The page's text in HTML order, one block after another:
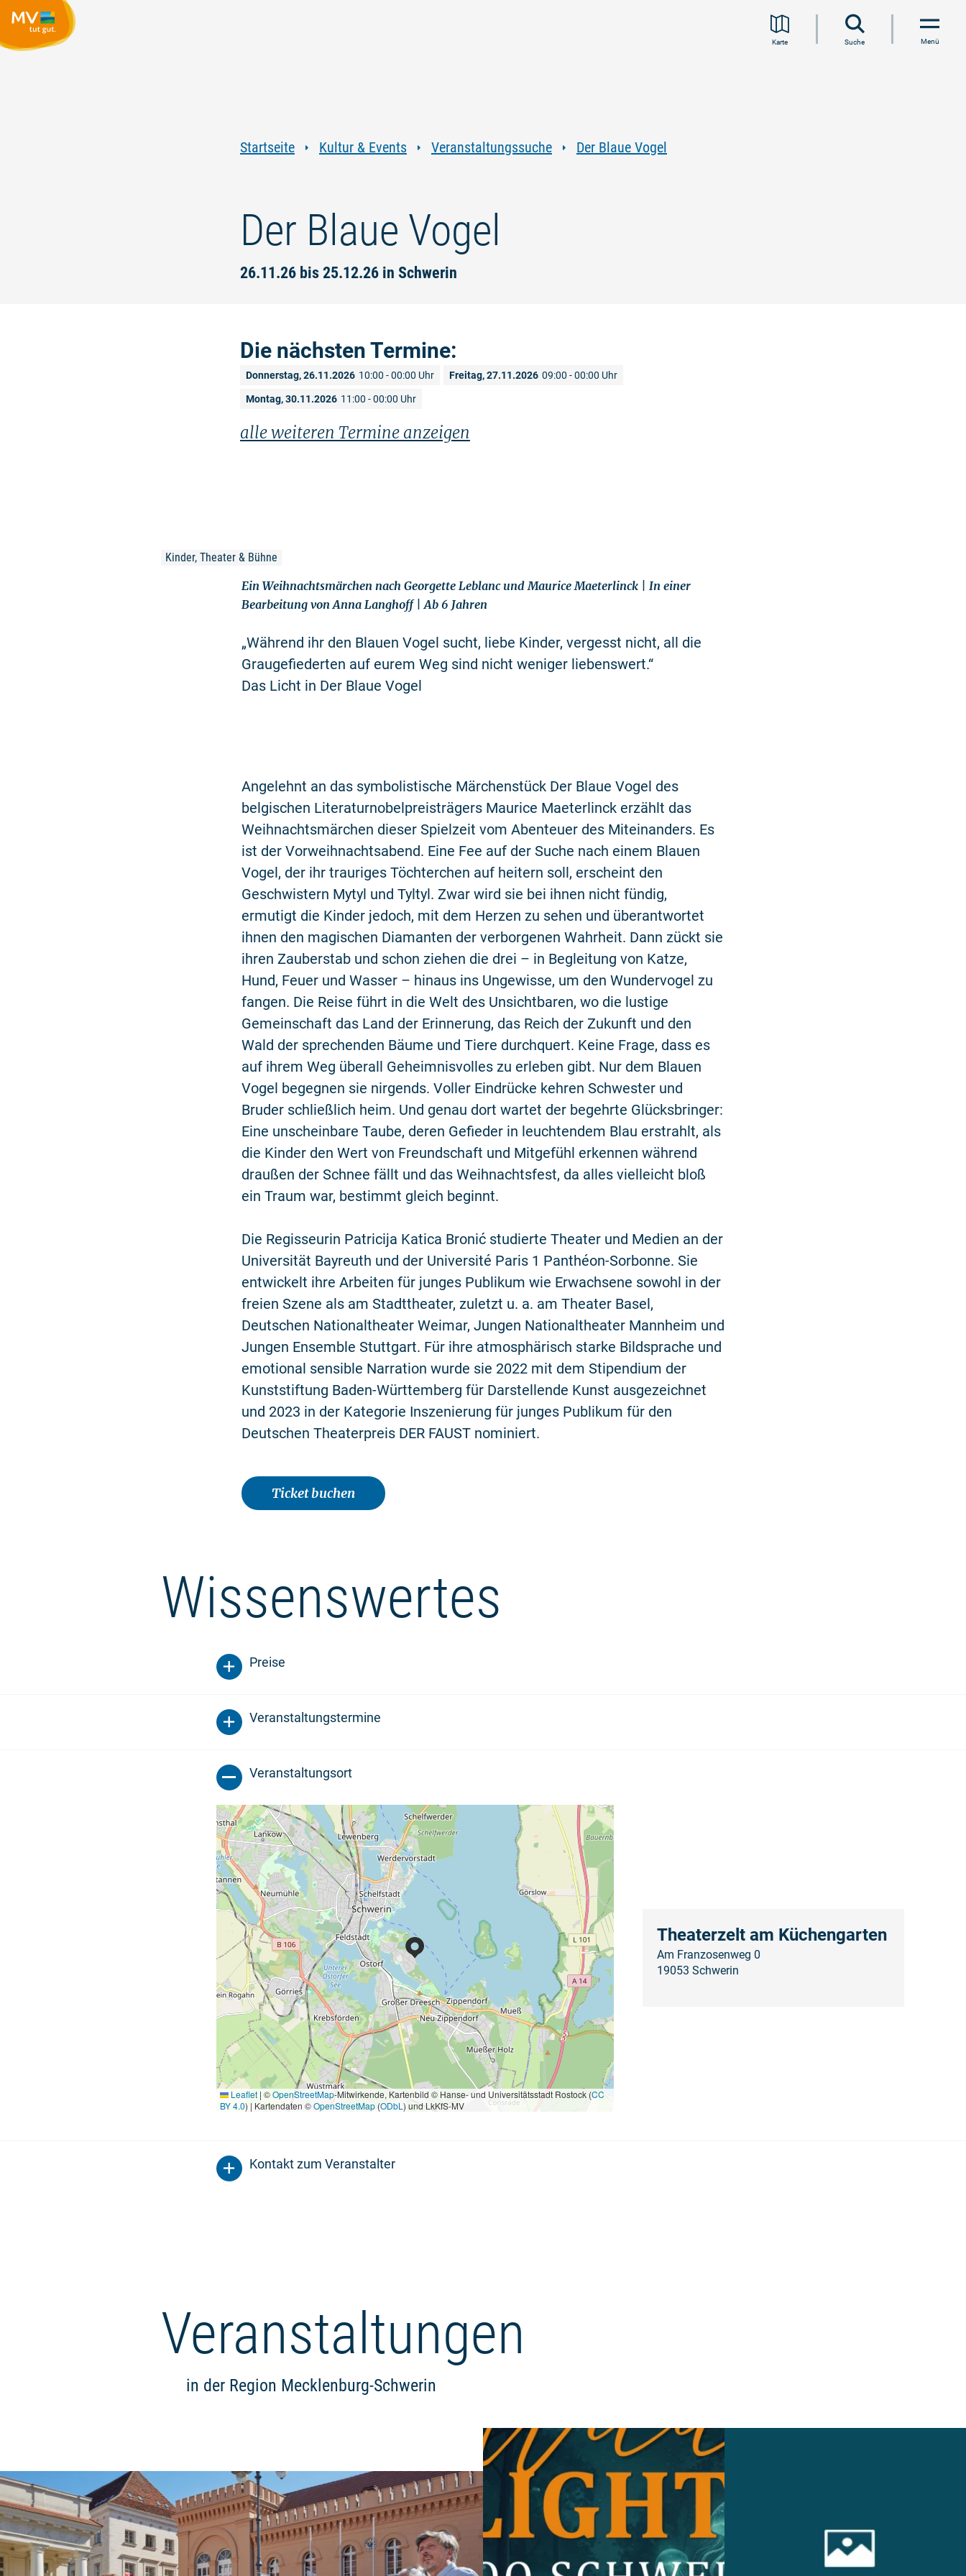
Karte Suche Menü
Startseite Kultur & Events Veranstaltungssuche Der Blaue Vogel
Der Blaue Vogel
26.11.26 bis 25.12.26 in Schwerin
Die nächsten Termine:
Donnerstag, 26.11.2026 10:00 - 00:00 Uhr Freitag, 27.11.2026 09:00 - 00:00 Uhr
Montag, 30.11.2026 11:00 - 00:00 Uhr
alle weiteren Termine anzeigen
Kinder, Theater & Bühne
Ein Weihnachtsmärchen nach Georgette Leblanc und Maurice Maeterlinck | In einer
Bearbeitung von Anna Langhoff | Ab 6 Jahren
„Während ihr den Blauen Vogel sucht, liebe Kinder, vergesst nicht, all die
Graugefiederten auf eurem Weg sind nicht weniger liebenswert.“
Das Licht in Der Blaue Vogel
Angelehnt an das symbolistische Märchenstück Der Blaue Vogel des
belgischen Literaturnobelpreisträgers Maurice Maeterlinck erzählt das
Weihnachtsmärchen dieser Spielzeit vom Abenteuer des Miteinanders. Es
ist der Vorweihnachtsabend. Eine Fee auf der Suche nach einem Blauen
Vogel, der ihr trauriges Töchterchen auf heitern soll, erscheint den
Geschwistern Mytyl und Tyltyl. Zwar wird sie bei ihnen nicht fündig,
ermutigt die Kinder jedoch, mit dem Herzen zu sehen und überantwortet
ihnen den magischen Diamanten der verborgenen Wahrheit. Dann zückt sie
ihren Zauberstab und schon ziehen die drei – in Begleitung von Katze,
Hund, Feuer und Wasser – hinaus ins Ungewisse, um den Wundervogel zu
fangen. Die Reise führt in die Welt des Unsichtbaren, wo die lustige
Gemeinschaft das Land der Erinnerung, das Reich der Zukunft und den
Wald der sprechenden Bäume und Tiere durchquert. Keine Frage, dass es
auf ihrem Weg überall Geheimnisvolles zu erleben gibt. Nur dem Blauen
Vogel begegnen sie nirgends. Voller Eindrücke kehren Schwester und
Bruder schließlich heim. Und genau dort wartet der begehrte Glücksbringer:
Eine unscheinbare Taube, deren Gefieder in leuchtendem Blau erstrahlt, als
die Kinder den Wert von Freundschaft und Mitgefühl erkennen während
draußen der Schnee fällt und das Weihnachtsfest, da alles vielleicht bloß
ein Traum war, bestimmt gleich beginnt.
Die Regisseurin Patricija Katica Bronić studierte Theater und Medien an der
Universität Bayreuth und der Université Paris 1 Panthéon-Sorbonne. Sie
entwickelt ihre Arbeiten für junges Publikum wie Erwachsene sowohl in der
freien Szene als am Stadttheater, zuletzt u. a. am Theater Basel,
Deutschen Nationaltheater Weimar, Jungen Nationaltheater Mannheim und
Jungen Ensemble Stuttgart. Für ihre atmosphärisch starke Bildsprache und
emotional sensible Narration wurde sie 2022 mit dem Stipendium der
Kunststiftung Baden-Württemberg für Darstellende Kunst ausgezeichnet
und 2023 in der Kategorie Inszenierung für junges Publikum für den
Deutschen Theaterpreis DER FAUST nominiert.
Ticket buchen
Wissenswertes
Preise
Veranstaltungstermine
Veranstaltungsort
Leaflet | ©OpenStreetMap-Mitwirkende, Kartenbild © Hanse- und Universitätsstadt Rostock (CC
BY 4.0) | Kartendaten ©OpenStreetMap(ODbL ) und LkKfS-MV
Theaterzelt am Küchengarten
Am Franzosenweg 0
19053 Schwerin
Kontakt zum Veranstalter
Veranstaltungen
in der Region Mecklenburg-Schwerin
Weiterlesen: "Öffentliche Stadtführung Schwerin"